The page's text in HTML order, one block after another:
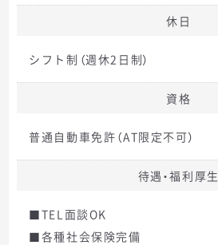
休日
シフト制（週休2日制）
資格
普通自動車免許（AT限定不可）
待遇・福利厚生
■TEL面談OK
■各種社会保険完備